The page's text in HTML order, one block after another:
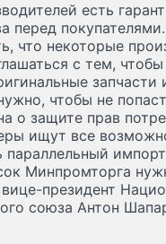
есть
перед
что некоторые
с тем,
запчасти
чтобы не
о защите прав
ищут все
параллельный
Минпромторга
президент
союза Антон